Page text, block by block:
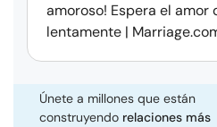
amoroso! Espera el amor
lentamente |
Únete a millones que están
construyendo relaciones más